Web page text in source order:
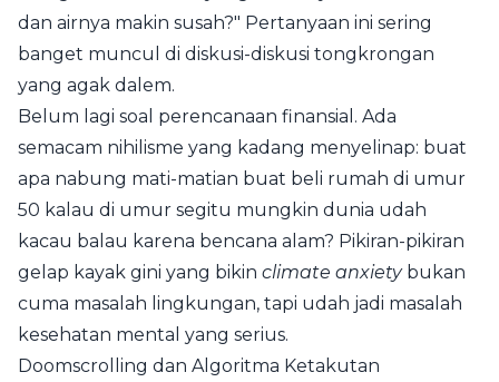
dan airnya makin susah?" Pertanyaan ini sering
banget muncul di diskusi-diskusi tongkrongan
yang agak dalem.
Belum lagi soal perencanaan finansial. Ada
semacam nihilisme yang kadang menyelinap: buat
apa nabung mati-matian buat beli rumah di umur
50 kalau di umur segitu mungkin dunia udah
kacau balau karena bencana alam? Pikiran-pikiran
gelap kayak gini yang bikin climate anxietybukan
cuma masalah lingkungan, tapi udah jadi masalah
kesehatan mental yang serius.
Doomscrolling dan Algoritma Ketakutan